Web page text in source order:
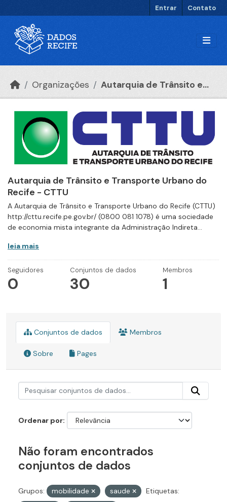
Entrar Contato
Organizações Autarquia de Trânsito e...
Autarquia de Trânsito e Transporte Urbano do
Recife - CTTU
A Autarquia de Trânsito e Transporte Urbano do Recife (CTTU)
http://cttu.recife.pe.gov.br/ (0800 081 1078) é uma sociedade
de economia mista integrante da Administração Indireta...
leia mais
Seguidores
0
Conjuntos de dados
30
Membros
1
Conjuntos de dados Membros
Sobre Pages
Ordenar por
Não foram encontrados
conjuntos de dados
Grupos: mobilidade saude
Etiquetas: